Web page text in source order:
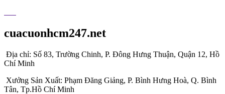
cuacuonhcm247.net
Địa chỉ: Số 83, Trường Chinh, P. Đông Hưng Thuận, Quận 12, Hồ
Chí Minh
Xưởng Sản Xuất: Phạm Đăng Giảng, P. Bình Hưng Hoà, Q. Bình
Tân, Tp.Hồ Chí Minh